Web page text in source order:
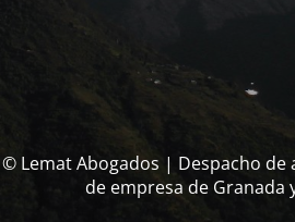
© Lemat Abogados | Despacho de
de empresa de Granada